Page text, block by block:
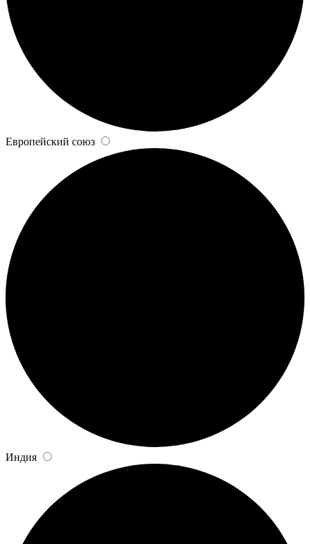
Европейский союз
Индия